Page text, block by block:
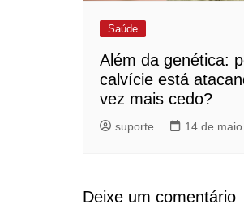
Saúde
Além da genética:
calvície está
vez mais cedo?
suporte 14 de
Deixe um comentário